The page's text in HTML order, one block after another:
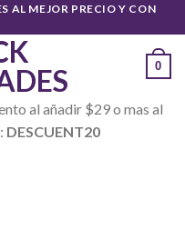
AL MEJOR PRECIO Y CON
0
al añadir $29 o mas al
DESCUENT20